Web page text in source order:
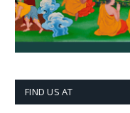
FIND US AT